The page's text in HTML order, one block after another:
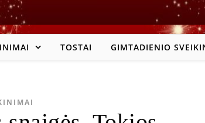
TOSTAI GIMTADIENIO